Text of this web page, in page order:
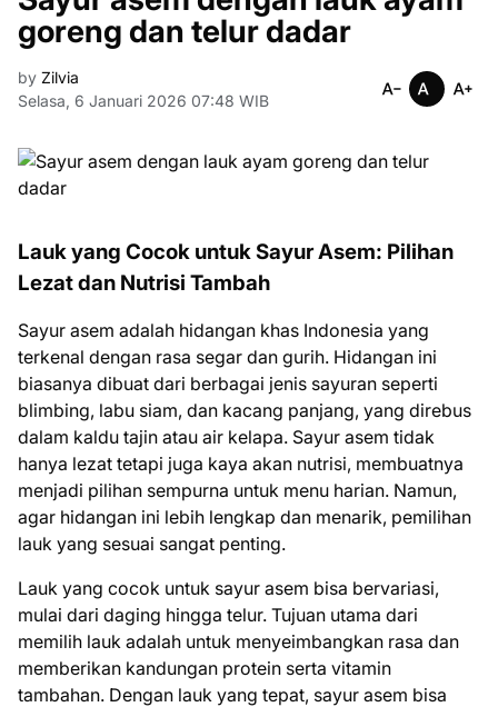
goreng dan telur dadar
by Zilvia
Selasa, 6 Januari 2026 07:48 WIB
Lauk yang Cocok untuk Sayur Asem: Pilihan
Lezat dan Nutrisi Tambah
Sayur asem adalah hidangan khas Indonesia yang
terkenal dengan rasa segar dan gurih. Hidangan ini
biasanya dibuat dari berbagai jenis sayuran seperti
blimbing, labu siam, dan kacang panjang, yang direbus
dalam kaldu tajin atau air kelapa. Sayur asem tidak
hanya lezat tetapi juga kaya akan nutrisi, membuatnya
menjadi pilihan sempurna untuk menu harian. Namun,
agar hidangan ini lebih lengkap dan menarik, pemilihan
lauk yang sesuai sangat penting.
Lauk yang cocok untuk sayur asem bisa bervariasi,
mulai dari daging hingga telur. Tujuan utama dari
memilih lauk adalah untuk menyeimbangkan rasa dan
memberikan kandungan protein serta vitamin
tambahan. Dengan lauk yang tepat, sayur asem bisa